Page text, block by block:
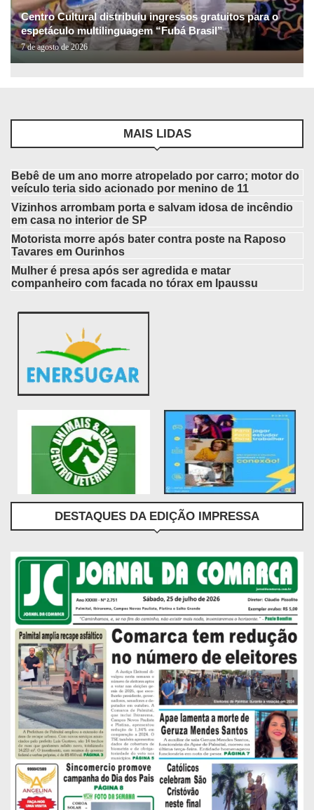
Centro Cultural distribuiu ingressos gratuitos para o
espetáculo multilinguagem “Fubá Brasil”
7 de agosto de 2026
MAIS LIDAS
Bebê de um ano morre atropelado por carro; motor do
veículo teria sido acionado por menino de 11
Vizinhos arrombam porta e salvam idosa de incêndio
em casa no interior de SP
Motorista morre após bater contra poste na Raposo
Tavares em Ourinhos
Mulher é presa após ser agredida e matar
companheiro com facada no tórax em Ipaussu
DESTAQUES DA EDIÇÃO IMPRESSA